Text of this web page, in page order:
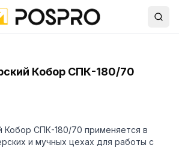
Кобор СПК-180/70
Кобор СПК-180/70 применяется в
и мучных цехах для работы с